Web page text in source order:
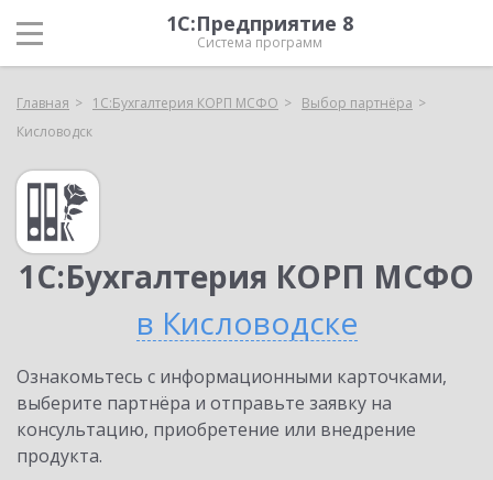
1С:Предприятие 8
Система программ
Главная 1С:Бухгалтерия КОРП МСФО
Выбор партнёра
Кисловодск
1С:Бухгалтерия КОРП МСФО
в Кисловодске
Ознакомьтесь с информационными карточками,
выберите партнёра и отправьте заявку на
консультацию, приобретение или внедрение
продукта.